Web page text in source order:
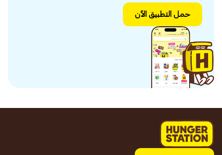
حمل التطبيق الآن